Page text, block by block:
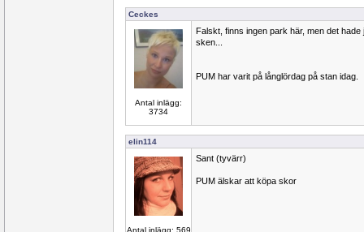
Ceckes
Antal inlägg:
3734
Falskt, finns ingen park här, men det
sken...
PUM har varit på långlördag på stan idag.
elin114
Sant (tyvärr)
PUM älskar att köpa skor